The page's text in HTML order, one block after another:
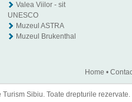
Valea Viilor - sit
UNESCO
Muzeul ASTRA
Muzeul Brukenthal
Home •
Sibiu. Toate drepturile rezervate.